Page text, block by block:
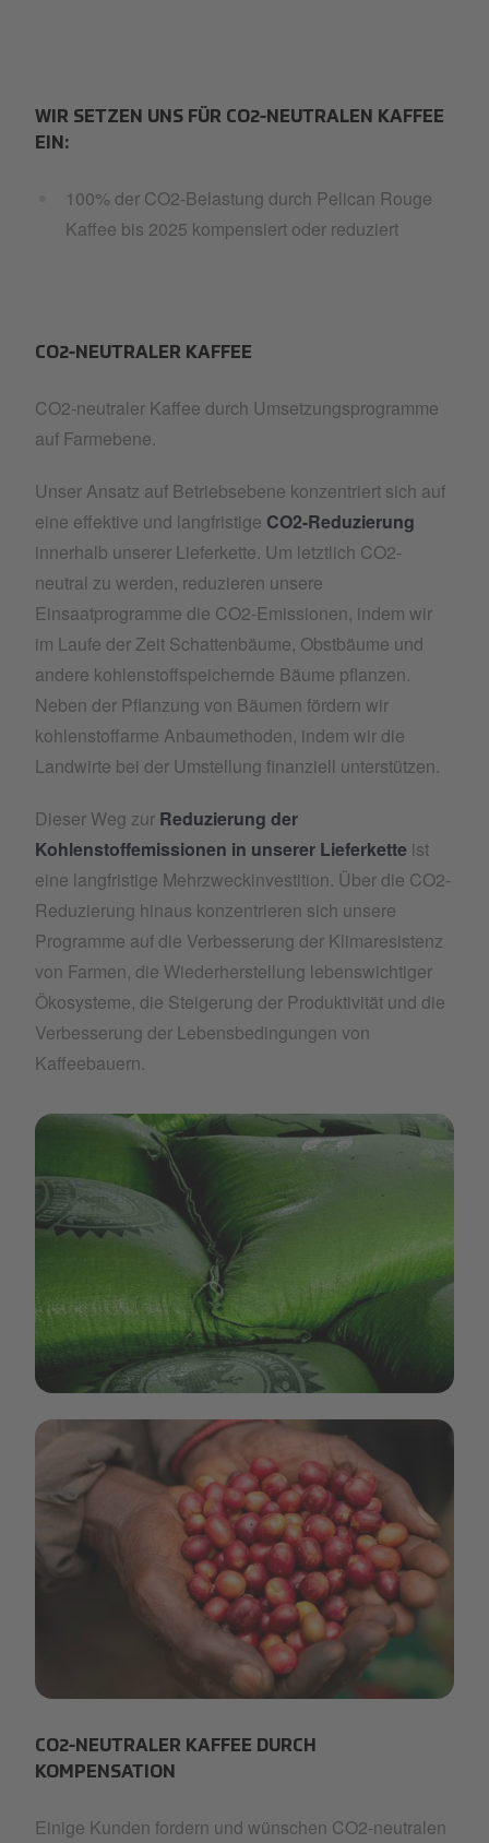
WIR SETZEN UNS FÜR CO2-NEUTRALEN KAFFEE
EIN:
100% der CO2-Belastung durch Pelican Rouge
Kaffee bis 2025 kompensiert oder reduziert
CO2-NEUTRALER KAFFEE
CO2-neutraler Kaffee durch Umsetzungsprogramme
auf Farmebene.
Unser Ansatz auf Betriebsebene konzentriert sich auf
eine effektive und langfristige CO2-Reduzierung
innerhalb unserer Lieferkette. Um letztlich CO2-
neutral zu werden, reduzieren unsere
Einsaatprogramme die CO2-Emissionen, indem wir
im Laufe der Zeit Schattenbäume, Obstbäume und
andere kohlenstoffspeichernde Bäume pflanzen.
Neben der Pflanzung von Bäumen fördern wir
kohlenstoffarme Anbaumethoden, indem wir die
Landwirte bei der Umstellung finanziell unterstützen.
Dieser Weg zur Reduzierung der
Kohlenstoffemissionen in unserer Lieferkette ist
eine langfristige Mehrzweckinvestition. Über die CO2-
Reduzierung hinaus konzentrieren sich unsere
Programme auf die Verbesserung der Klimaresistenz
von Farmen, die Wiederherstellung lebenswichtiger
Ökosysteme, die Steigerung der Produktivität und die
Verbesserung der Lebensbedingungen von
Kaffeebauern.
CO2-NEUTRALER KAFFEE DURCH
KOMPENSATION
Einige Kunden fordern und wünschen CO2-neutralen